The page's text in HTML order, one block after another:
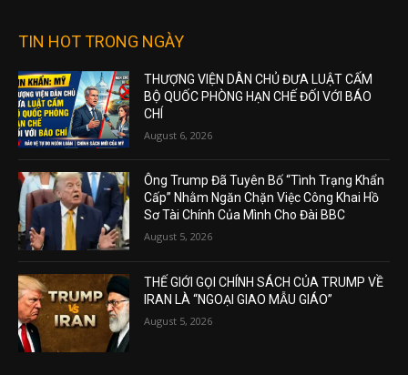
TIN HOT TRONG NGÀY
THƯỢNG VIỆN DÂN CHỦ ĐƯA LUẬT CẤM
BỘ QUỐC PHÒNG HẠN CHẾ ĐỐI VỚI BÁO
CHÍ
August 6, 2026
Ông Trump Đã Tuyên Bố “Tình Trạng Khẩn
Cấp” Nhằm Ngăn Chặn Việc Công Khai Hồ
Sơ Tài Chính Của Mình Cho Đài BBC
August 5, 2026
THẾ GIỚI GỌI CHÍNH SÁCH CỦA TRUMP VỀ
IRAN LÀ “NGOẠI GIAO MẪU GIÁO”
August 5, 2026